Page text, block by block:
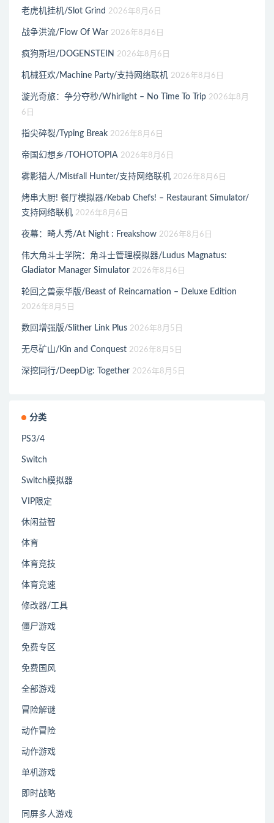
老虎机挂机/Slot Grind 2026年8月6日
战争洪流/Flow Of War 2026年8月6日
疯狗斯坦/DOGENSTEIN 2026年8月6日
机械狂欢/Machine Party/支持网络联机 2026年8月6日
漩光奇旅：争分夺秒/Whirlight – No Time To Trip 2026年8月
6日
指尖碎裂/Typing Break 2026年8月6日
帝国幻想乡/TOHOTOPIA 2026年8月6日
雾影猎人/Mistfall Hunter/支持网络联机 2026年8月6日
烤串大厨! 餐厅模拟器/Kebab Chefs! – Restaurant Simulator/
支持网络联机 2026年8月6日
夜幕：畸人秀/At Night : Freakshow 2026年8月6日
伟大角斗士学院：角斗士管理模拟器/Ludus Magnatus:
Gladiator Manager Simulator 2026年8月6日
轮回之兽豪华版/Beast of Reincarnation – Deluxe Edition
2026年8月5日
数回增强版/Slither Link Plus 2026年8月5日
无尽矿山/Kin and Conquest 2026年8月5日
深挖同行/DeepDig: Together 2026年8月5日
分类
PS3/4
Switch
Switch模拟器
VIP限定
休闲益智
体育
体育竞技
体育竞速
修改器/工具
僵尸游戏
免费专区
免费国风
全部游戏
冒险解谜
动作冒险
动作游戏
单机游戏
即时战略
同屏多人游戏